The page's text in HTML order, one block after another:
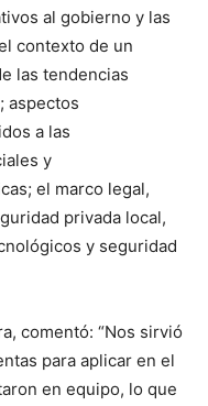
al gobierno y las
contexto de un
las tendencias
aspectos
a las
y
el marco legal,
privada local,
y seguridad
comentó: “Nos sirvió
para aplicar en el
en equipo, lo que